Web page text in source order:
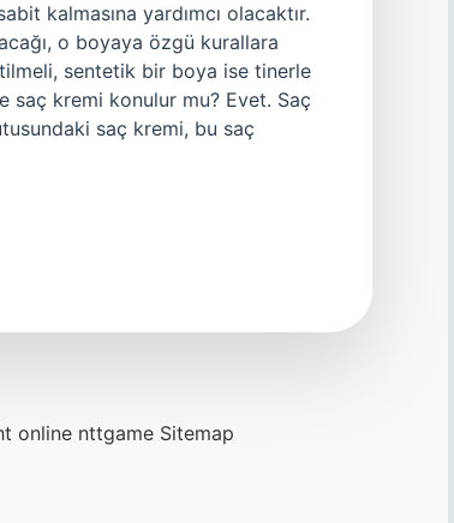
kalmasına yardımcı olacaktır.
o boyaya özgü kurallara
sentetik bir boya ise tinerle
saç kremi konulur mu? Evet. Saç
saç kremi, bu saç
online nttgame Sitemap